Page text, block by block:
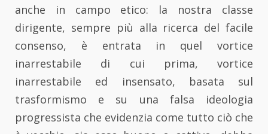
anche in campo etico: la nostra classe
dirigente, sempre più alla ricerca del facile
consenso, è entrata in quel vortice
inarrestabile di cui prima, vortice
inarrestabile ed insensato, basata sul
trasformismo e su una falsa ideologia
progressista che evidenzia come tutto ciò che